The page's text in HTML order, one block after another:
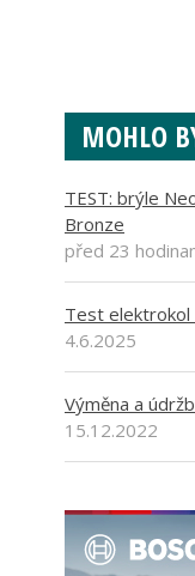
MOHLO
TEST: brýle
Bronze
před 23
Test elektrokol
4.6.2025
Výměna a
15.12.2022